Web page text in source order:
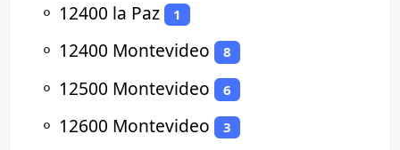
⚬ 12400 la Paz 1
⚬ 12400 Montevideo 8
⚬ 12500 Montevideo 6
⚬ 12600 Montevideo 3